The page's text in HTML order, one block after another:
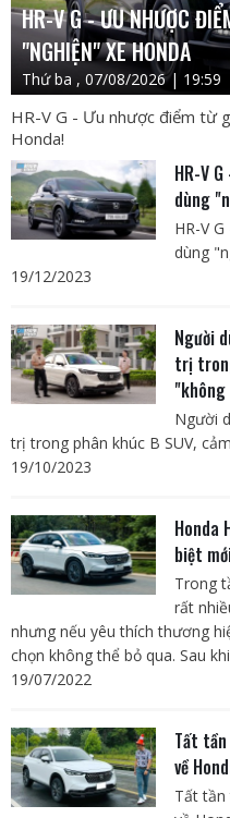
HR-V G - ƯU NHƯỢC
"NGHIỆN" XE HONDA
Thứ ba , 07/08/2026 | 19:59
HR-V G - Ưu nhược điểm từ
Honda!
HR-V
dùng
HR-V
dùng
19/12/2023
Người
trị
Người
trị trong phân khúc B SUV,
19/10/2023
Honda
biệt
Trong
rất
nhưng nếu yêu thích thương
chọn không thể bỏ qua. Sau
19/07/2022
Tất
về
Tất tần